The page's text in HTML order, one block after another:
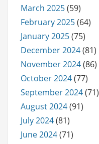
March 2025(59)
February 2025(64)
January 2025(75)
December 2024(81)
November 2024(86)
October 2024(77)
September 2024(71)
August 2024(91)
July 2024(81)
June 2024(71)